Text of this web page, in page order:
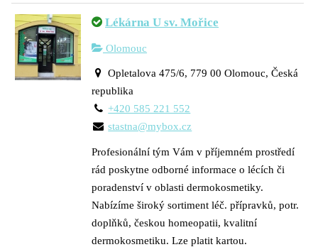
Lékárna U sv. Mořice
Olomouc
Opletalova 475/6, 779 00 Olomouc, Česká
republika
+420 585 221 552
stastna@mybox.cz
Profesionální tým Vám v příjemném prostředí
rád poskytne odborné informace o lécích či
poradenství v oblasti dermokosmetiky.
Nabízíme široký sortiment léč. přípravků, potr.
doplňků, českou homeopatii, kvalitní
dermokosmetiku. Lze platit kartou.